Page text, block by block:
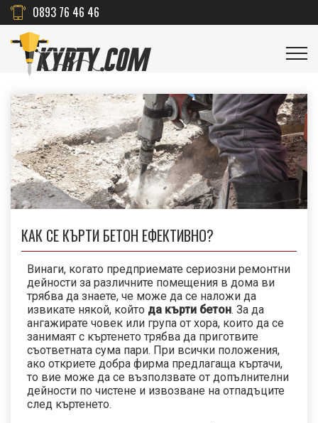
0893 76 46 46
КАК СЕ КЪРТИ БЕТОН ЕФЕКТИВНО?
Винаги, когато предприемате сериозни ремонтни
дейности за различните помещения в дома ви
трябва да знаете, че може да се наложи да
извикате някой, който да кърти бетон. За да
ангажирате човек или група от хора, които да се
занимаят с къртенето трябва да приготвите
съответната сума пари. При всички положения,
ако откриете добра фирма предлагаща къртачи,
то вие може да се възползвате от допълнителни
дейности по чистене и извозване на отпадъците
след къртенето.